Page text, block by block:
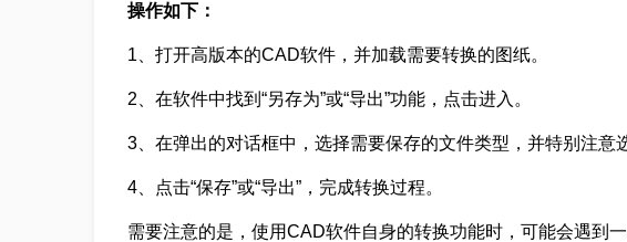
操作如下：
1、打开高版本的CAD软件，并加载需要转换的图纸。
2、在软件中找到“另存为”或“导出”功能，点击进入。
3、在弹出的对话框中，选择需要保存的文件类型，并特别注意
4、点击“保存”或“导出”，完成转换过程。
需要注意的是，使用CAD软件自身的转换功能时，可能会遇到